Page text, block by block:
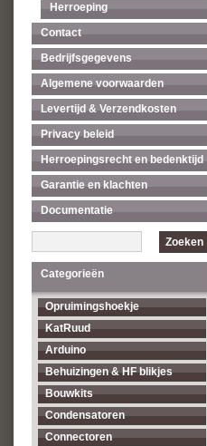
Herroeping
Contact
Bedrijfsgegevens
Algemene voorwaarden
Levertijd & Verzendkosten
Privacy beleid
Herroepingsrecht en bedenktijd
Garantie en klachten
Documentatie
Zoeken
Categorieën
Opruimingshoekje
KatRuud
Arduino
Behuizingen & HF blikjes
Bouwkits
Condensatoren
Connectoren